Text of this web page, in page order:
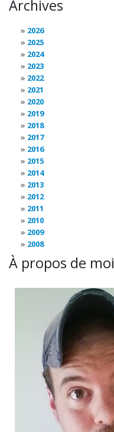
Archives
2026
2025
2024
2023
2022
2021
2020
2019
2018
2017
2016
2015
2014
2013
2012
2011
2010
2009
2008
À propos de moi